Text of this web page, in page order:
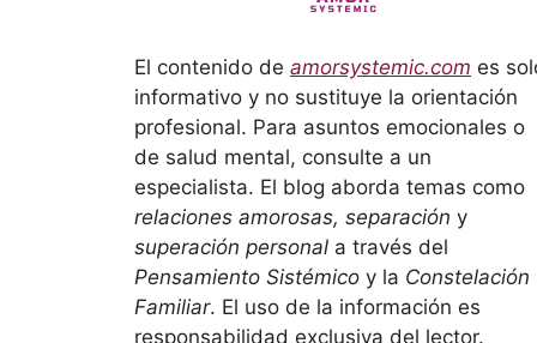
El contenido de amorsystemic.com es
informativo y no sustituye la orientación
profesional. Para asuntos emocionales o
de salud mental, consulte a un
especialista. El blog aborda temas como
relaciones amorosas, separación y
superación personal a través del
Pensamiento Sistémico y la Constelación
Familiar. El uso de la información es
responsabilidad exclusiva del lector.